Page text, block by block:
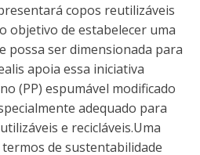
copos reutilizáveis
objetivo de estabelecer uma
possa ser dimensionada para
apoia essa iniciativa
(PP) espumável modificado
adequado para
​​e recicláveis.Uma
de sustentabilidade